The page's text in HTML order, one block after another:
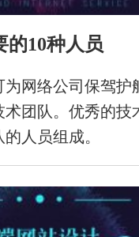
的10种人员
网络公司保驾护
团队。优秀的技
人员组成。